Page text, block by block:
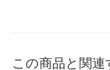
この商品と関